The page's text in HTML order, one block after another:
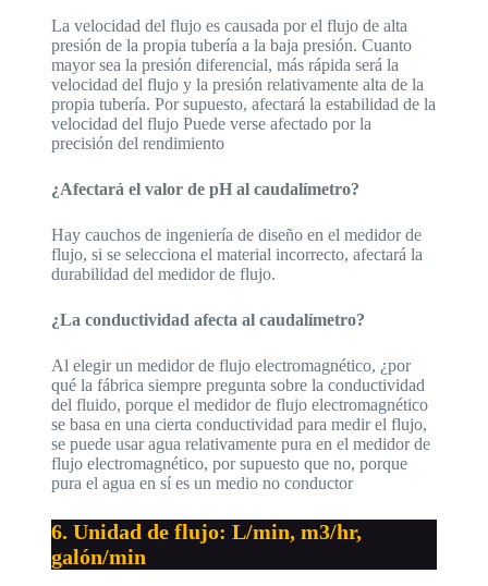
La velocidad del flujo es causada por el flujo de alta
presión de la propia tubería a la baja presión. Cuanto
mayor sea la presión diferencial, más rápida será la
velocidad del flujo y la presión relativamente alta de la
propia tubería. Por supuesto, afectará la estabilidad de la
velocidad del flujo Puede verse afectado por la
precisión del rendimiento
¿Afectará el valor de pH al caudalímetro?
Hay cauchos de ingeniería de diseño en el medidor de
flujo, si se selecciona el material incorrecto, afectará la
durabilidad del medidor de flujo.
¿La conductividad afecta al caudalímetro?
Al elegir un medidor de flujo electromagnético, ¿por
qué la fábrica siempre pregunta sobre la conductividad
del fluido, porque el medidor de flujo electromagnético
se basa en una cierta conductividad para medir el flujo,
se puede usar agua relativamente pura en el medidor de
flujo electromagnético, por supuesto que no, porque
pura el agua en sí es un medio no conductor
6. Unidad de flujo: L/min, m3/hr,
galón/min